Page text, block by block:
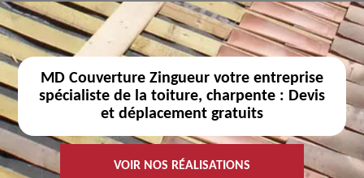
MD Couverture Zingueur votre entreprise
spécialiste de la toiture, charpente : Devis
et déplacement gratuits
VOIR NOS RÉALISATIONS